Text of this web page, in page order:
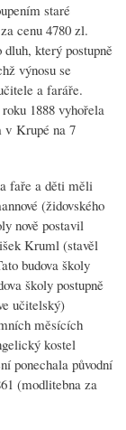
staré
cenu 4780 zl.
který postupně
výnosu se
a faráře.
1888 vyhořela
v Krupé na 7
faře a děti měli
(židovského
nově postavil
Kruml (stavěl
budova školy
školy postupně
učitelský)
měsících
kostel
ponechala původní
(modlitebna za